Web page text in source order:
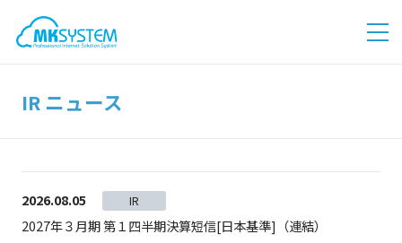
IR ニュース
2026.08.05 IR
2027年３月期 第１四半期決算短信[日本基準]（連結）